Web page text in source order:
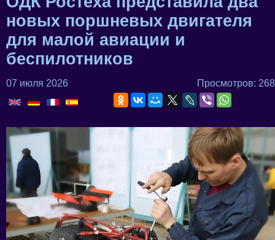
новых поршневых двигателя
для малой авиации и
беспилотников
07 июля 2026 Просмотров: 268